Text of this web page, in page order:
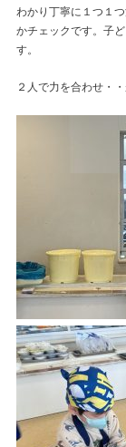
わかり丁寧に１つ１
かチェックです。子
す。
２人で力を合わせ・